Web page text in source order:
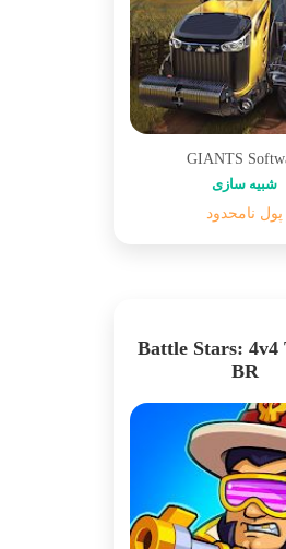
GIANTS
شبیه سازی
پول نامحدود
Battle Stars:
BR